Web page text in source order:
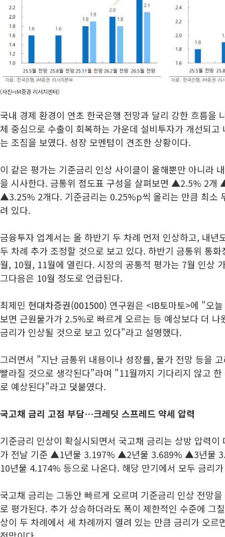
(사진=iM증권 리서치센터)
국내 경제 환경이 연초 한국은행 전망과 달리 강한 흐름을
체 중심으로 수출이 회복하는 가운데 설비투자가 개선되고
는 조짐을 보였다. 성장 모멘텀이 견조한 상황이다.
이 같은 평가는 기준금리 인상 사이클이 올해뿐만 아니라
을 시사한다. 금통위 점도표 구성을 살펴보면 ▲2.5% 2
▲3.25% 2개다. 기준금리는 0.25%p씩 올리는 만큼 최소
려 있다.
금융투자 업계서는 올 하반기 두 차례 먼저 인상하고, 내년
두 차례 추가 조정할 것으로 보고 있다. 하반기 금통위 통
월, 10월, 11월에 열린다. 시장의 공통적 평가는 7월 인상
그다음은 10월 정도로 언급된다.
최제민 현대차증권(001500) 연구원은 <IB토마토>에 "오
보면 근원물가가 2.5%로 빠르게 오르는 등 예상보다 더
금리가 인상될 것으로 보고 있다"라고 설명했다.
그러면서 "지난 금통위 내용이나 성장률, 물가 전망 등을
빨라질 것으로 생각된다"라며 "11월까지 기다리지 않고
로 예상된다"라고 덧붙였다.
국고채 금리 고점 부담…크레딧 스프레드 약세 압력
기준금리 인상이 확실시되면서 국고채 금리는 상방 압력
가 전날 기준 ▲1년물 3.197% ▲2년물 3.689% ▲3년물
10년물 4.174% 등으로 나온다. 해당 만기에서 모두 금리
국고채 금리는 그동안 빠르게 오르며 기준금리 인상 전망
로 평가된다. 추가 상승하더라도 폭이 제한적인 수준에 그
상이 두 차례에서 세 차례까지 열려 있는 만큼 금리가 오르